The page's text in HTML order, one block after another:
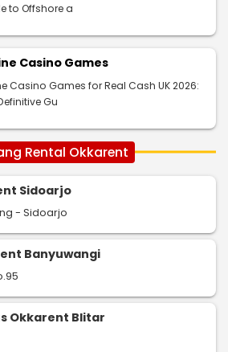
to Offshore a
Casino Games
Casino Games for Real Cash UK 2026:
Gu
Rental Okkarent
Sidoarjo
- Sidoarjo
Banyuwangi
Okkarent Blitar